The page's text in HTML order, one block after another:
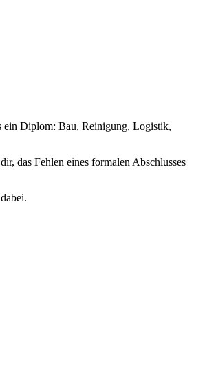
ein Diplom: Bau, Reinigung, Logistik,
das Fehlen eines formalen Abschlusses